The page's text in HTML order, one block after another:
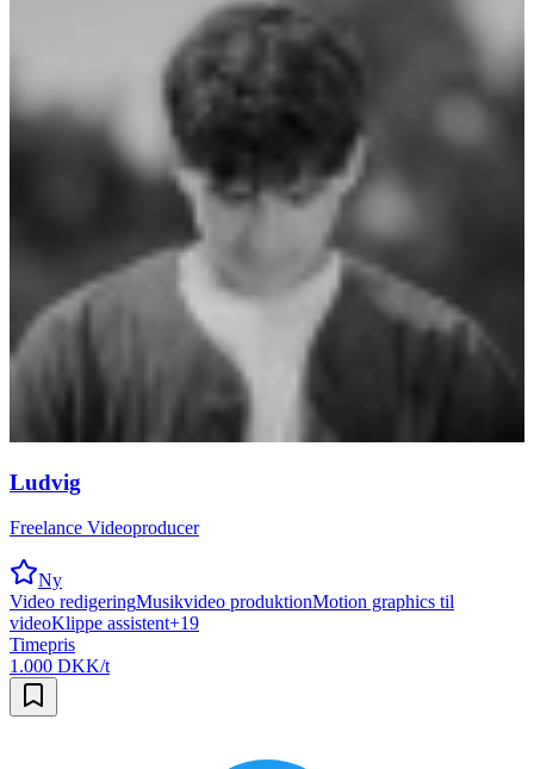
Ludvig
Freelance Videoproducer
Ny
Video redigeringMusikvideo produktionMotion graphics til
videoKlippe assistent+19
Timepris
1.000 DKK/t